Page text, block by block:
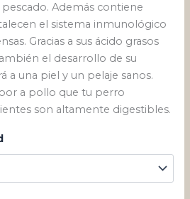
Además contiene
el sistema inmunológico
Gracias a sus ácido grasos
el desarrollo de su
a una piel y un pelaje sanos.
a pollo que tu perro
son altamente digestibles.